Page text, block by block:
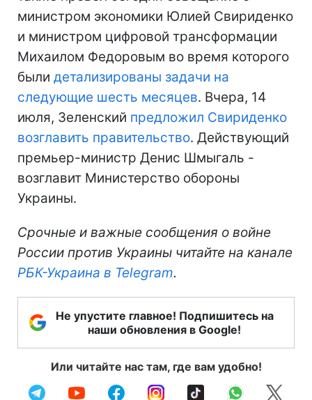
министром экономики Юлией Свириденко
и министром цифровой трансформации
Михаилом Федоровым во время которого
были детализированы задачи на
следующие шесть месяцев. Вчера, 14
июля, Зеленский предложил Свириденко
возглавить правительство. Действующий
премьер-министр Денис Шмыгаль -
возглавит Министерство обороны
Украины.
Срочные и важные сообщения о войне
России против Украины читайте на канале
РБК-Украина в Telegram.
Не упустите главное! Подпишитесь на
наши обновления в Google!
Или читайте нас там, где вам удобно!